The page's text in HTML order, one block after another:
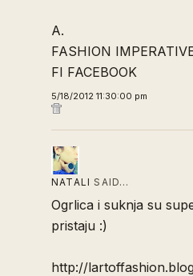
A.
FASHION
FI FACEBOOK
5/18/2012 11:30:00 pm
NATALI SAID…
Ogrlica i suknja su
pristaju :)
http://